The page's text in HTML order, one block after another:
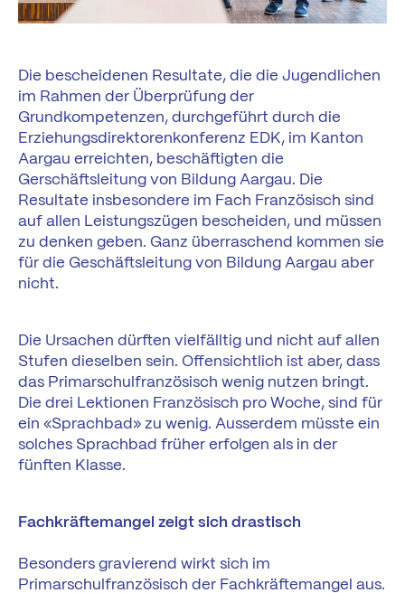
Die bescheidenen Resultate, die die Jugendlichen
im Rahmen der Überprüfung der
Grundkompetenzen, durchgeführt durch die
Erziehungsdirektorenkonferenz EDK, im Kanton
Aargau erreichten, beschäftigten die
Gerschäftsleitung von Bildung Aargau. Die
Resultate insbesondere im Fach Französisch sind
auf allen Leistungszügen bescheiden, und müssen
zu denken geben. Ganz überraschend kommen sie
für die Geschäftsleitung von Bildung Aargau aber
nicht.
Die Ursachen dürften vielfälltig und nicht auf allen
Stufen dieselben sein. Offensichtlich ist aber, dass
das Primarschulfranzösisch wenig nutzen bringt.
Die drei Lektionen Französisch pro Woche, sind für
ein «Sprachbad» zu wenig. Ausserdem müsste ein
solches Sprachbad früher erfolgen als in der
fünften Klasse.
Fachkräftemangel zeigt sich drastisch
Besonders gravierend wirkt sich im
Primarschulfranzösisch der Fachkräftemangel aus.